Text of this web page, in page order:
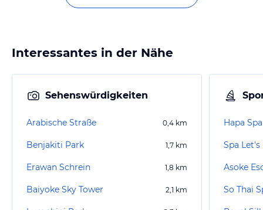
Interessantes in der Nähe
Sehenswürdigkeiten
Arabische Straße 0,4 km
Benjakiti Park 1,7 km
Erawan Schrein 1,8 km
Baiyoke Sky Tower 2,1 km
Hapa Spa
Spa Let's
Asoke
So Thai